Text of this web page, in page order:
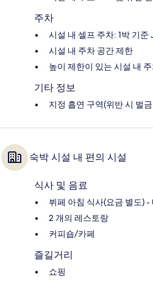
주차
시설 내 셀프 주차: 1박 기
시설 내 주차 공간 제한
높이 제한이 있는 시설 내
기타 정보
지정 흡연 구역(위반 시 벌
숙박 시설 내 편의 시설
식사 및 음료
뷔페 아침 식사(요금 별도)
2 개의 레스토랑
커피숍/카페
즐길거리
쇼핑